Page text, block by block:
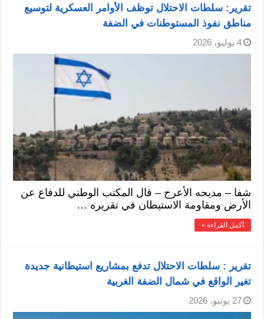
تقرير: سلطات الاحتلال توظف الأوامر العسكرية لتوسيع
مناطق نفوذ المستوطنات في الضفة
4 يوليو، 2026
شفا – مديحه الأعرج – قال المكتب الوطني للدفاع عن
الأرض ومقاومة الاستيطان في تقريره …
أكمل القراءة »
تقرير : سلطات الاحتلال تدفع بمشاريع استيطانية جديدة
تغير الواقع في شمال الضفة الغربية
27 يونيو، 2026